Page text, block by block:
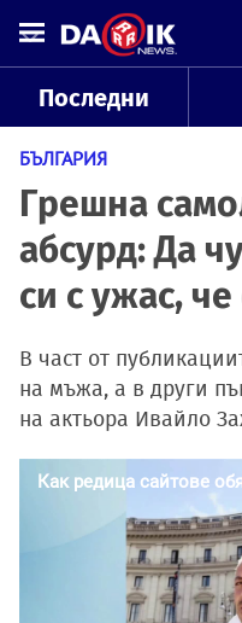
Последни
БЪЛГАРИЯ
Грешна
абсурд: Да
си с ужас, че
В част от
на мъжа, а в други
на актьора Ивайло